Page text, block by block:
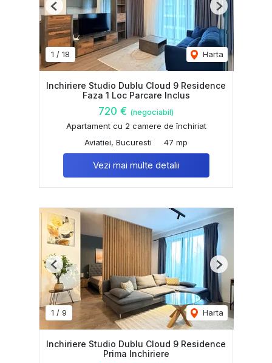
1 / 18 Harta
Previous Next
Inchiriere Studio Dublu Cloud 9 Residence
Faza 1 Loc Parcare Inclus
720 € (negociabil)
Apartament cu 2 camere de închiriat
Aviatiei, Bucuresti
47 mp
Vezi mai multe detalii
1 / 9 Harta
Previous Next
Inchiriere Studio Dublu Cloud 9 Residence
Prima Inchiriere